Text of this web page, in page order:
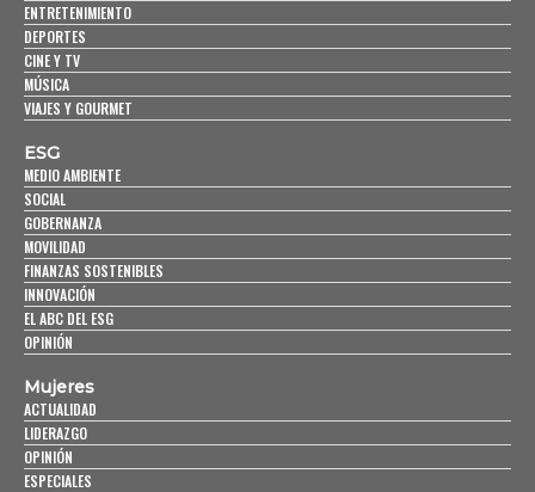
ENTRETENIMIENTO
DEPORTES
CINE Y TV
MÚSICA
VIAJES Y GOURMET
ESG
MEDIO AMBIENTE
SOCIAL
GOBERNANZA
MOVILIDAD
FINANZAS SOSTENIBLES
INNOVACIÓN
EL ABC DEL ESG
OPINIÓN
Mujeres
ACTUALIDAD
LIDERAZGO
OPINIÓN
ESPECIALES